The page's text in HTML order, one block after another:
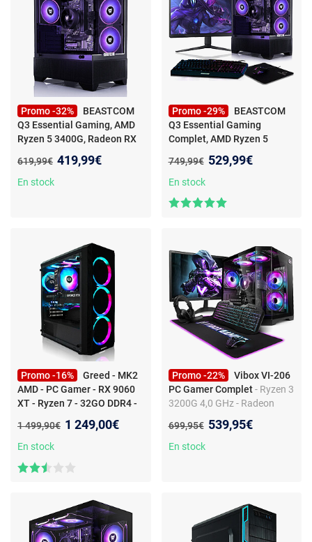
Promo -32%
BEASTCOM
Q3 Essential Gaming, AMD
Ryzen 5 3400G, Radeon RX
PC gaming - AMD Ryzen 5
4x4.20GHz - 16 Go RAM -
Ancien prix :
619,99€ Nouveau prix :
419,99€
En stock
Promo -29%
BEASTCOM
Q3 Essential Gaming
Complet, AMD Ryzen 5
8Go RAM, 512Go- PC
gaming avec écran 24" -
Go SSD - Windows 11
Ancien prix :
749,99€ Nouveau prix :
529,99€
En stock
Promo -16%
Greed - MK2
AMD - PC Gamer - RX 9060
XT - Ryzen 7 - 32GO DDR4 -
Ordinateur de Jeux - AMD
Ryzen 7 5700X avec 4,7 GHz
32GO RAM - 1TO SSD -
Ancien prix :
1 499,90€ Nouveau prix :
1 249,00€
En stock
Promo -22%
Vibox VI-206
PC Gamer Complet - Ryzen 3
3200G 4,0 GHz - Radeon
SSD - Linux - WiFi
Ancien prix :
699,95€ Nouveau prix :
539,95€
En stock